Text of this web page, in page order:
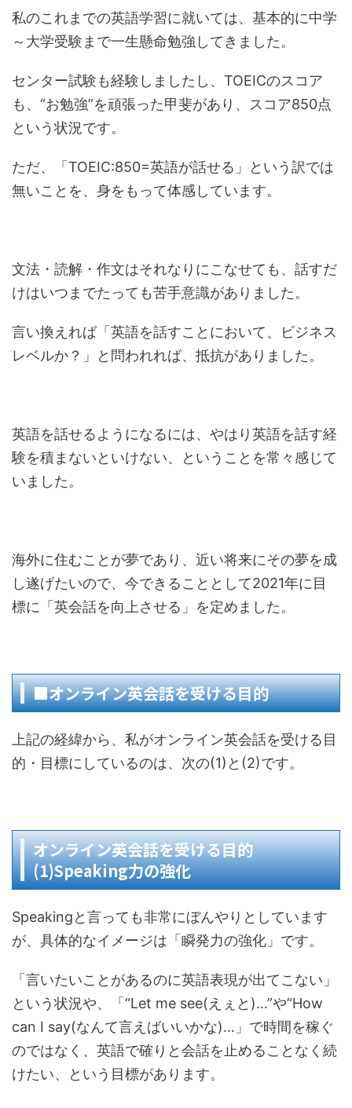
私のこれまでの英語学習に就いては、基本的に中学
～大学受験まで一生懸命勉強してきました。
センター試験も経験しましたし、TOEICのスコア
も、“お勉強”を頑張った甲斐があり、スコア850点
という状況です。
ただ、「TOEIC:850=英語が話せる」という訳では
無いことを、身をもって体感しています。
文法・読解・作文はそれなりにこなせても、話すだ
けはいつまでたっても苦手意識がありました。
言い換えれば「英語を話すことにおいて、ビジネス
レベルか？」と問われれば、抵抗がありました。
英語を話せるようになるには、やはり英語を話す経
験を積まないといけない、ということを常々感じて
いました。
海外に住むことが夢であり、近い将来にその夢を成
し遂げたいので、今できることとして2021年に目
標に「英会話を向上させる」を定めました。
■オンライン英会話を受ける目的
上記の経緯から、私がオンライン英会話を受ける目
的・目標にしているのは、次の(1)と(2)です。
オンライン英会話を受ける目的
(1)Speaking力の強化
Speakingと言っても非常にぼんやりとしています
が、具体的なイメージは「瞬発力の強化」です。
「言いたいことがあるのに英語表現が出てこない」
という状況や、「“Let me see(えぇと)…”や“How
can I say(なんて言えばいいかな)…」で時間を稼ぐ
のではなく、英語で確りと会話を止めることなく続
けたい、という目標があります。